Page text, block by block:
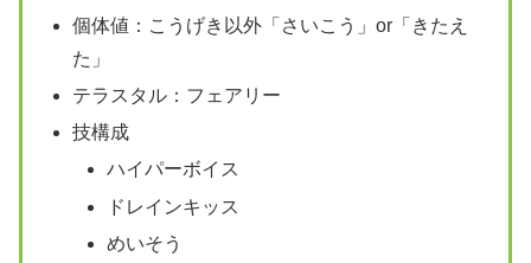
個体値：こうげき以外「さいこう」or「きたえ
た」
テラスタル：フェアリー
技構成
ハイパーボイス
ドレインキッス
めいそう